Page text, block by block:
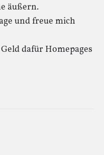
äußern.
und freue mich
dafür Homepages